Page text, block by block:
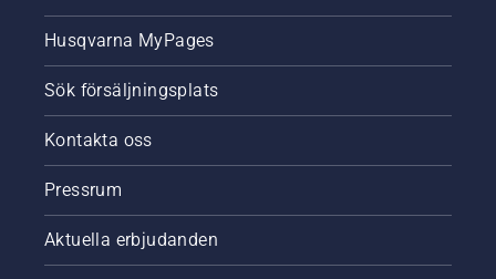
Husqvarna MyPages
Sök försäljningsplats
Kontakta oss
Pressrum
Aktuella erbjudanden